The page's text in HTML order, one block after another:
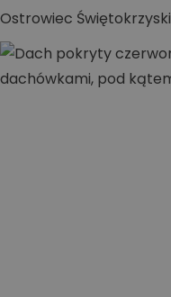
Ostrowiec Świętokrzyski